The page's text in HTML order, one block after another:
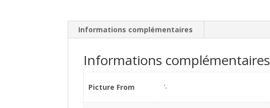
Informations complémentaires
Informations complémentaires
Picture From '-